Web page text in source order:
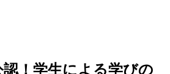
！学生による学びの